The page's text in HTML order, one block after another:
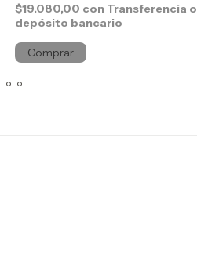
$19.080,00 con Transferencia o
depósito bancario
Comprar